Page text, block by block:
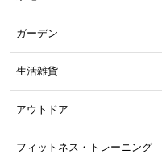
ガーデン
生活雑貨
アウトドア
フィットネス・トレーニング